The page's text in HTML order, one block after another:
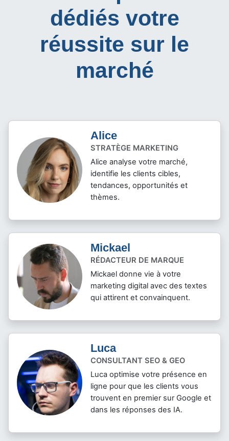
dédiés votre
réussite sur le
marché
Alice
STRATÈGE MARKETING
Alice analyse votre marché,
identifie les clients cibles,
tendances, opportunités et
thèmes.
Mickael
RÉDACTEUR DE MARQUE
Mickael donne vie à votre
marketing digital avec des textes
qui attirent et convainquent.
Luca
CONSULTANT SEO & GEO
Luca optimise votre présence en
ligne pour que les clients vous
trouvent en premier sur Google et
dans les réponses des IA.